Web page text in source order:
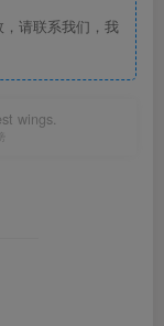
请联系我们，我
wings.